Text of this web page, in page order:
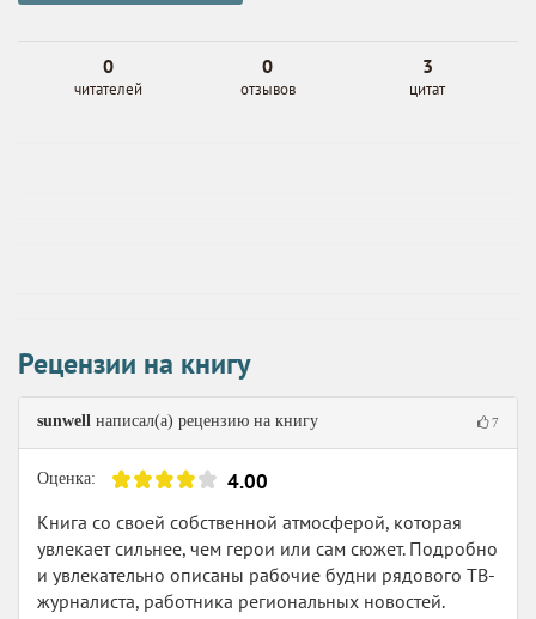
0
читателей
0
отзывов
3
цитат
Рецензии на книгу
sunwell написал(а) рецензию на книгу 7
Оценка: 4.00
Книга со своей собственной атмосферой, которая
увлекает сильнее, чем герои или сам сюжет. Подробно
и увлекательно описаны рабочие будни рядового ТВ-
журналиста, работника региональных новостей.